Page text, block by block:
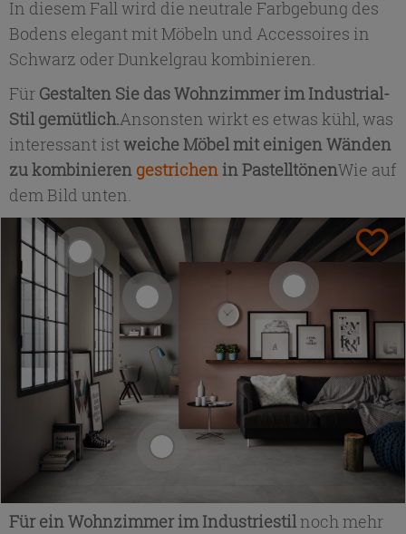
In diesem Fall wird die neutrale Farbgebung des
Bodens elegant mit Möbeln und Accessoires in
Schwarz oder Dunkelgrau kombinieren.
Für Gestalten Sie das Wohnzimmer im Industrial-
Stil gemütlich.Ansonsten wirkt es etwas kühl, was
interessant istweiche Möbel mit einigen Wänden
zu kombinieren gestrichen in PastelltönenWie auf
dem Bild unten.
Für ein Wohnzimmer im Industriestilnoch mehr